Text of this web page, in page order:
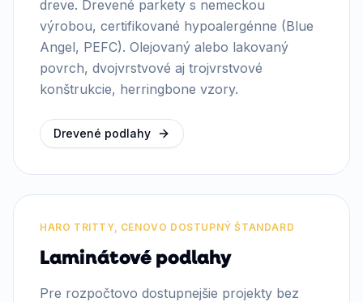
dreve. Drevené parkety s nemeckou
výrobou, certifikované hypoalergénne (Blue
Angel, PEFC). Olejovaný alebo lakovaný
povrch, dvojvrstvové aj trojvrstvové
konštrukcie, herringbone vzory.
Drevené podlahy
HARO TRITTY, CENOVO DOSTUPNÝ ŠTANDARD
Laminátové podlahy
Pre rozpočtovo dostupnejšie projekty bez